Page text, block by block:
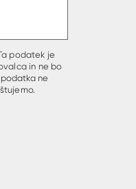
podatek je
in ne bo
ne